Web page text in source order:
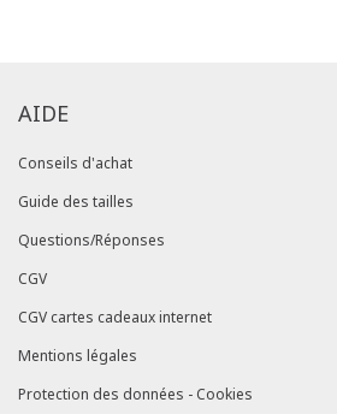
AIDE
Conseils d'achat
Guide des tailles
Questions/Réponses
CGV
CGV cartes cadeaux internet
Mentions légales
Protection des données - Cookies